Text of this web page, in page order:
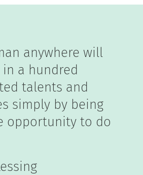
anywhere will
a hundred
talents and
simply by being
opportunity to do